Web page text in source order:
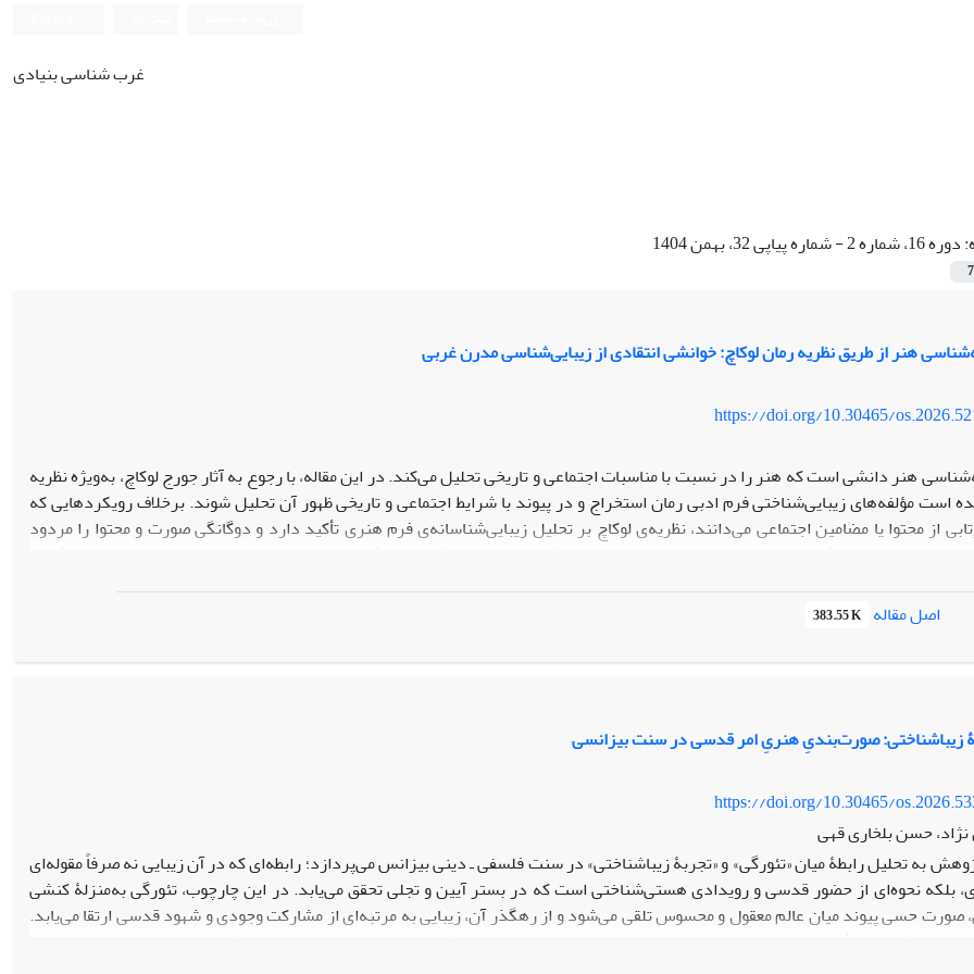
غرب شناسی بنیادی
دوره 16، شماره 2 - شماره پیاپی 32، بهمن 1404
7
هنر از طریق نظریه رمان لوکاچ: خوانشی انتقادی از زیبایی‌شناسی مدرن غربی
https://doi.org/10.30465/
هنر دانشی است که هنر را در نسبت با مناسبات اجتماعی و تاریخی تحلیل می‌کند. در این مقاله، با رجوع به آثار جورج لوکاچ، به‌ویژه نظریه
است مؤلفه‌های زیبایی‌شناختی فرم ادبی رمان استخراج و در پیوند با شرایط اجتماعی و تاریخی ظهور آن تحلیل شوند. برخلاف رویکردهایی که
از محتوا یا مضامین اجتماعی می‌دانند، نظریه‌ی لوکاچ بر تحلیل زیبایی‌شناسانه‌ی فرم هنری تأکید دارد و دوگانگی صورت و محتوا را مردود
نظریه‌ی لوکاچ در آن است که با تکیه بر سنت زیبایی‌شناسی آلمانی (کانت و هگل) و نقد آن، امکان تبیین جامعه‌شناختی هنر را فراهم می‌آورد.
و تکوین فرم‌های هنری نه در سطح ذهنیت هنرمند، بلکه در بستر ساختارهای اجتماعی و تاریخی تحلیل می‌شود. این مقاله نشان می‌دهد
رمان لوکاچ، الگویی برای صورت‌بندی جامعه‌شناسی هنر فراهم می‌سازد که از رهگذر آن می‌توان نسبت فرم هنری و واقعیت اجتماعی را به‌نحو
اصل مقاله 383.55 K
زیباشناختی: صورت‌بندیِ هنریِ امر قدسی در سنت بیزانسی
https://doi.org/10.30465/
حسن بلخاری قهی
به تحلیل رابطۀ میان «تئورگی» و «تجربۀ زیباشناختی» در سنت فلسفی ـ دینی بیزانس می‌پردازد؛ رابطه‌ای که در آن زیبایی نه صرفاً مقوله‌ای
بلکه نحوه‌ای از حضور قدسی و رویدادی هستی‌شناختی است که در بستر آیین و تجلی تحقق می‌یابد. در این چارچوب، تئورگی به‌منزلۀ کنشی
صورت حسی پیوند میان عالم معقول و محسوس تلقی می‌شود و از رهگذر آن، زیبایی به مرتبه‌ای از مشارکت وجودی و شهود قدسی ارتقا می‌یابد.
تحلیل فلسفی ـ تأویلی و بر پایۀ مطالعۀ اسنادی و متنی انجام شده و رویکردی کیفی و تطبیقی میان متافیزیک نوافلاطونی، الهیات مسیحی و نظریۀ
بیزانسی اتخاذ می‌کند. در فلسفۀ بیزانسی، مرز میان هنر، آیین و متافیزیک از میان برداشته می‌شود؛ زیرا هر سه بر مبنای اصل تجلی و نظریۀ